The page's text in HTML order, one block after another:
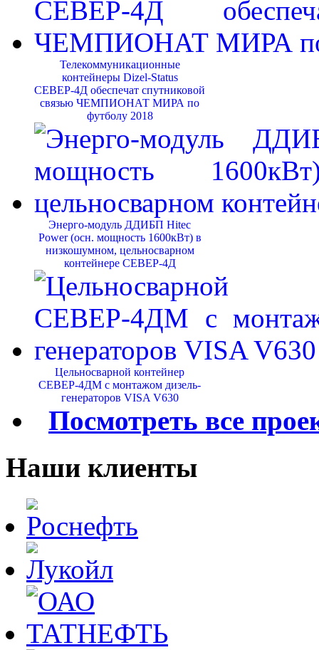
Телекоммуникационные
контейнеры Dizel-Status
СЕВЕР-4Д обеспечат спутниковой
связью ЧЕМПИОНАТ МИРА по
футболу 2018
Энерго-модуль ДДИБП Hitec
Power (осн. мощность 1600кВт) в
низкошумном, цельносварном
контейнере СЕВЕР-4Д
Цельносварной контейнер
СЕВЕР-4ДМ с монтажом дизель-
генераторов VISA V630
Посмотреть все
Наши клиенты